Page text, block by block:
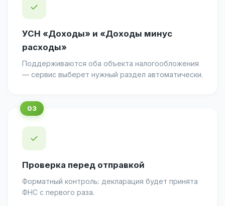
✓
УСН «Доходы» и «Доходы минус
расходы»
Поддерживаются оба объекта налогообложения
— сервис выберет нужный раздел автоматически.
✓
Проверка перед отправкой
Форматный контроль: декларация будет принята
ФНС с первого раза.